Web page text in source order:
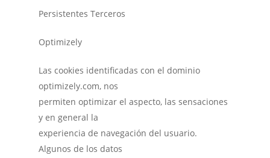
Persistentes Terceros
Optimizely
Las cookies identificadas con el dominio
optimizely.com, nos
permiten optimizar el aspecto, las sensaciones
y en general la
experiencia de navegación del usuario.
Algunos de los datos